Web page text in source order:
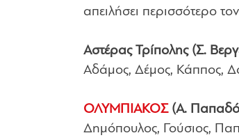
απειλήσει περισσότερο
Αστέρας Τρίπολης (Σ.
Αδάμος, Δέμος, Κάππος,
ΟΛΥΜΠΙΑΚΟΣ (Α.
Δημόπουλος, Γούσιος,